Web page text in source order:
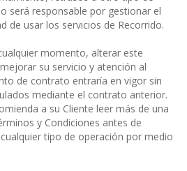
será responsable por gestionar el
de usar los servicios de Recorrido.
momento, alterar este
su servicio y atención al
de contrato entraría en vigor sin
mediante el contrato anterior.
a su Cliente leer más de una
y Condiciones antes de
tipo de operación por medio